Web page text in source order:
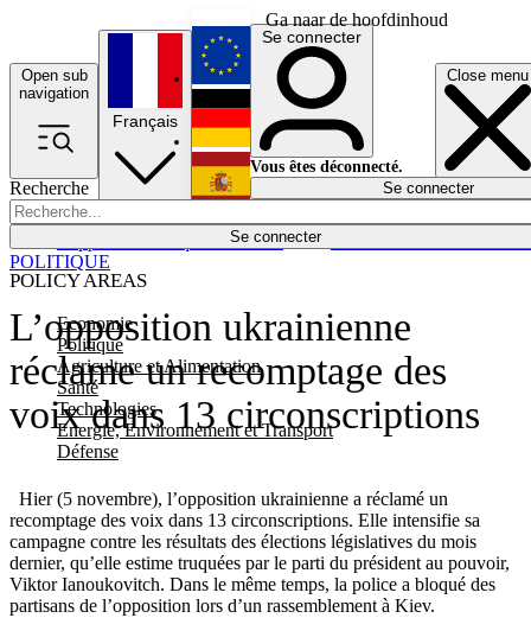
Ga naar de hoofdinhoud
Open sub
navigation
Close menu
Recherche
Se connecter
POLICY AREAS
Economie
Politique
Agriculture et Alimentation
Santé
Technologies
Energie, Environnement et Transport
Défense
Économie
Français
English
Deutsch
Español
Se connecter
Vous êtes déconnecté.
Se connecter
L’opposition ukrainienne
réclame un recomptage des
voix dans 13 circonscriptions
Hier (5 novembre), l’opposition ukrainienne a réclamé un
recomptage des voix dans 13 circonscriptions. Elle intensifie sa
campagne contre les résultats des élections législatives du mois
dernier, qu’elle estime truquées par le parti du président au pouvoir,
Viktor Ianoukovitch. Dans le même temps, la police a bloqué des
partisans de l’opposition lors d’un rassemblement à Kiev.
POLITIQUE